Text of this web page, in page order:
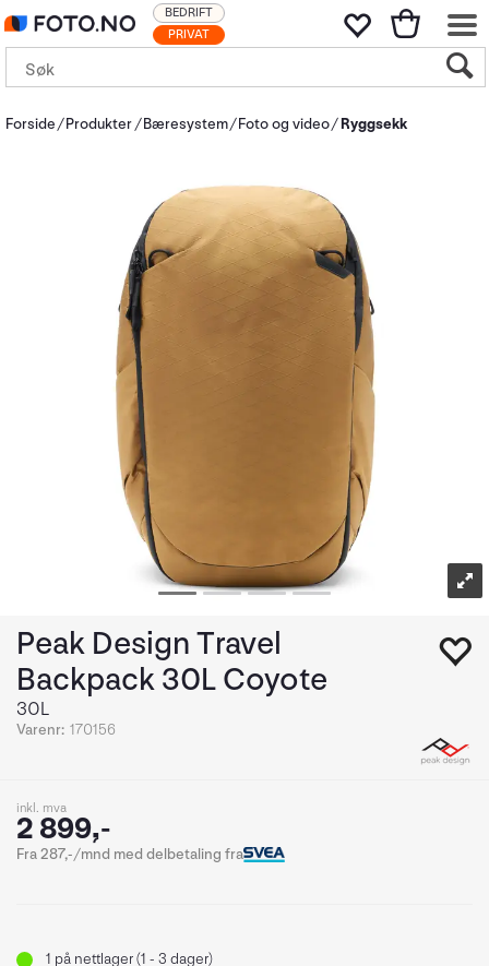
PRIVAT
BEDRIFT
Forside Produkter Bæresystem Foto og video Ryggsekk
Peak Design Travel
Backpack 30L Coyote
30L
Varenr: 170156
inkl. mva
2 899,-
Fra 287,-/mnd med delbetaling fra
1 på nettlager (1 - 3 dager)